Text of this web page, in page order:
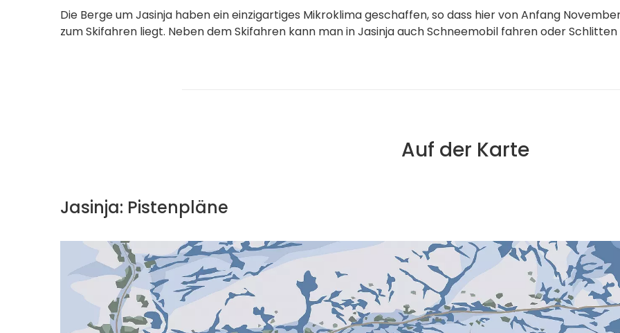
Die Berge um Jasinja haben ein einzigartiges Mikroklima geschaffen, so dass hier von Anfang
zum Skifahren liegt. Neben dem Skifahren kann man in Jasinja auch Schneemobil fahren oder
Auf der Karte
Jasinja: Pistenpläne